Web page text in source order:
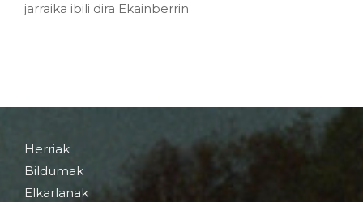
jarraika ibili dira Ekainberrin
Herriak
Bildumak
Elkarlanak